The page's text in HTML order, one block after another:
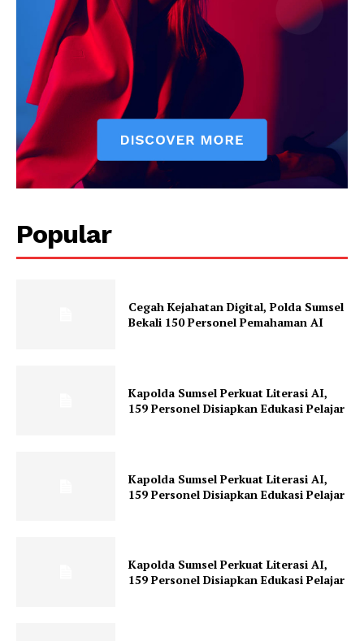
Popular
Cegah Kejahatan Digital, Polda Sumsel
Bekali 150 Personel Pemahaman AI
Kapolda Sumsel Perkuat Literasi AI,
159 Personel Disiapkan Edukasi Pelajar
Kapolda Sumsel Perkuat Literasi AI,
159 Personel Disiapkan Edukasi Pelajar
Kapolda Sumsel Perkuat Literasi AI,
159 Personel Disiapkan Edukasi Pelajar